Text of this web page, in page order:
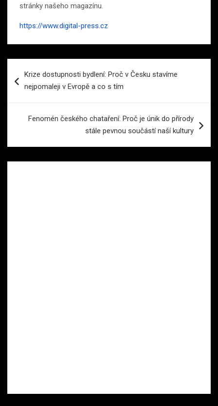
stránky našeho magazínu.
https://www.digital-press.cz
proKrize dostupnosti bydlení: Proč v Česku stavíme
nejpomaleji v Evropě a co s tím
Fenomén českého chataření: Proč je únik do přírody
stále pevnou součástí naší kultury